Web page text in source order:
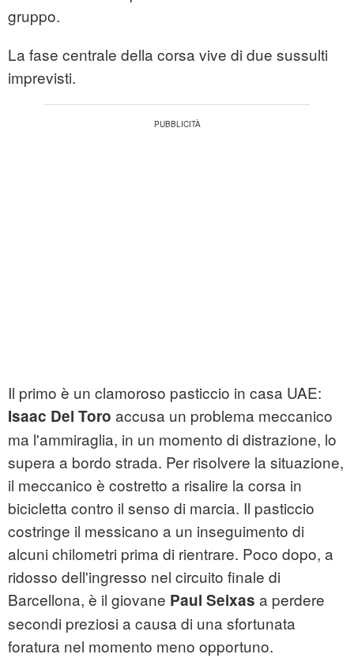
gruppo.
La fase centrale della corsa vive di due sussulti
imprevisti.
Il primo è un clamoroso pasticcio in casa UAE:
Isaac Del Toro accusa un problema meccanico
ma l'ammiraglia, in un momento di distrazione, lo
supera a bordo strada. Per risolvere la situazione,
il meccanico è costretto a risalire la corsa in
bicicletta contro il senso di marcia. Il pasticcio
costringe il messicano a un inseguimento di
alcuni chilometri prima di rientrare. Poco dopo, a
ridosso dell'ingresso nel circuito finale di
Barcellona, è il giovane Paul Seixas a perdere
secondi preziosi a causa di una sfortunata
foratura nel momento meno opportuno.